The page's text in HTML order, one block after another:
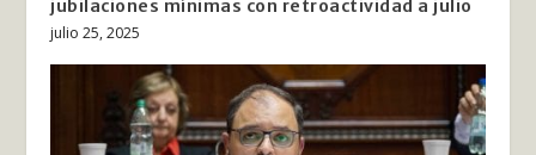
jubilaciones mínimas con retroactividad a julio
julio 25, 2025